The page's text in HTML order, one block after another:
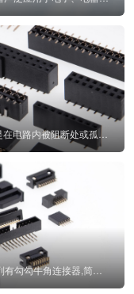
排母连接器Female Header，排母连接器作用是在电路内被阻断处或孤立不通...